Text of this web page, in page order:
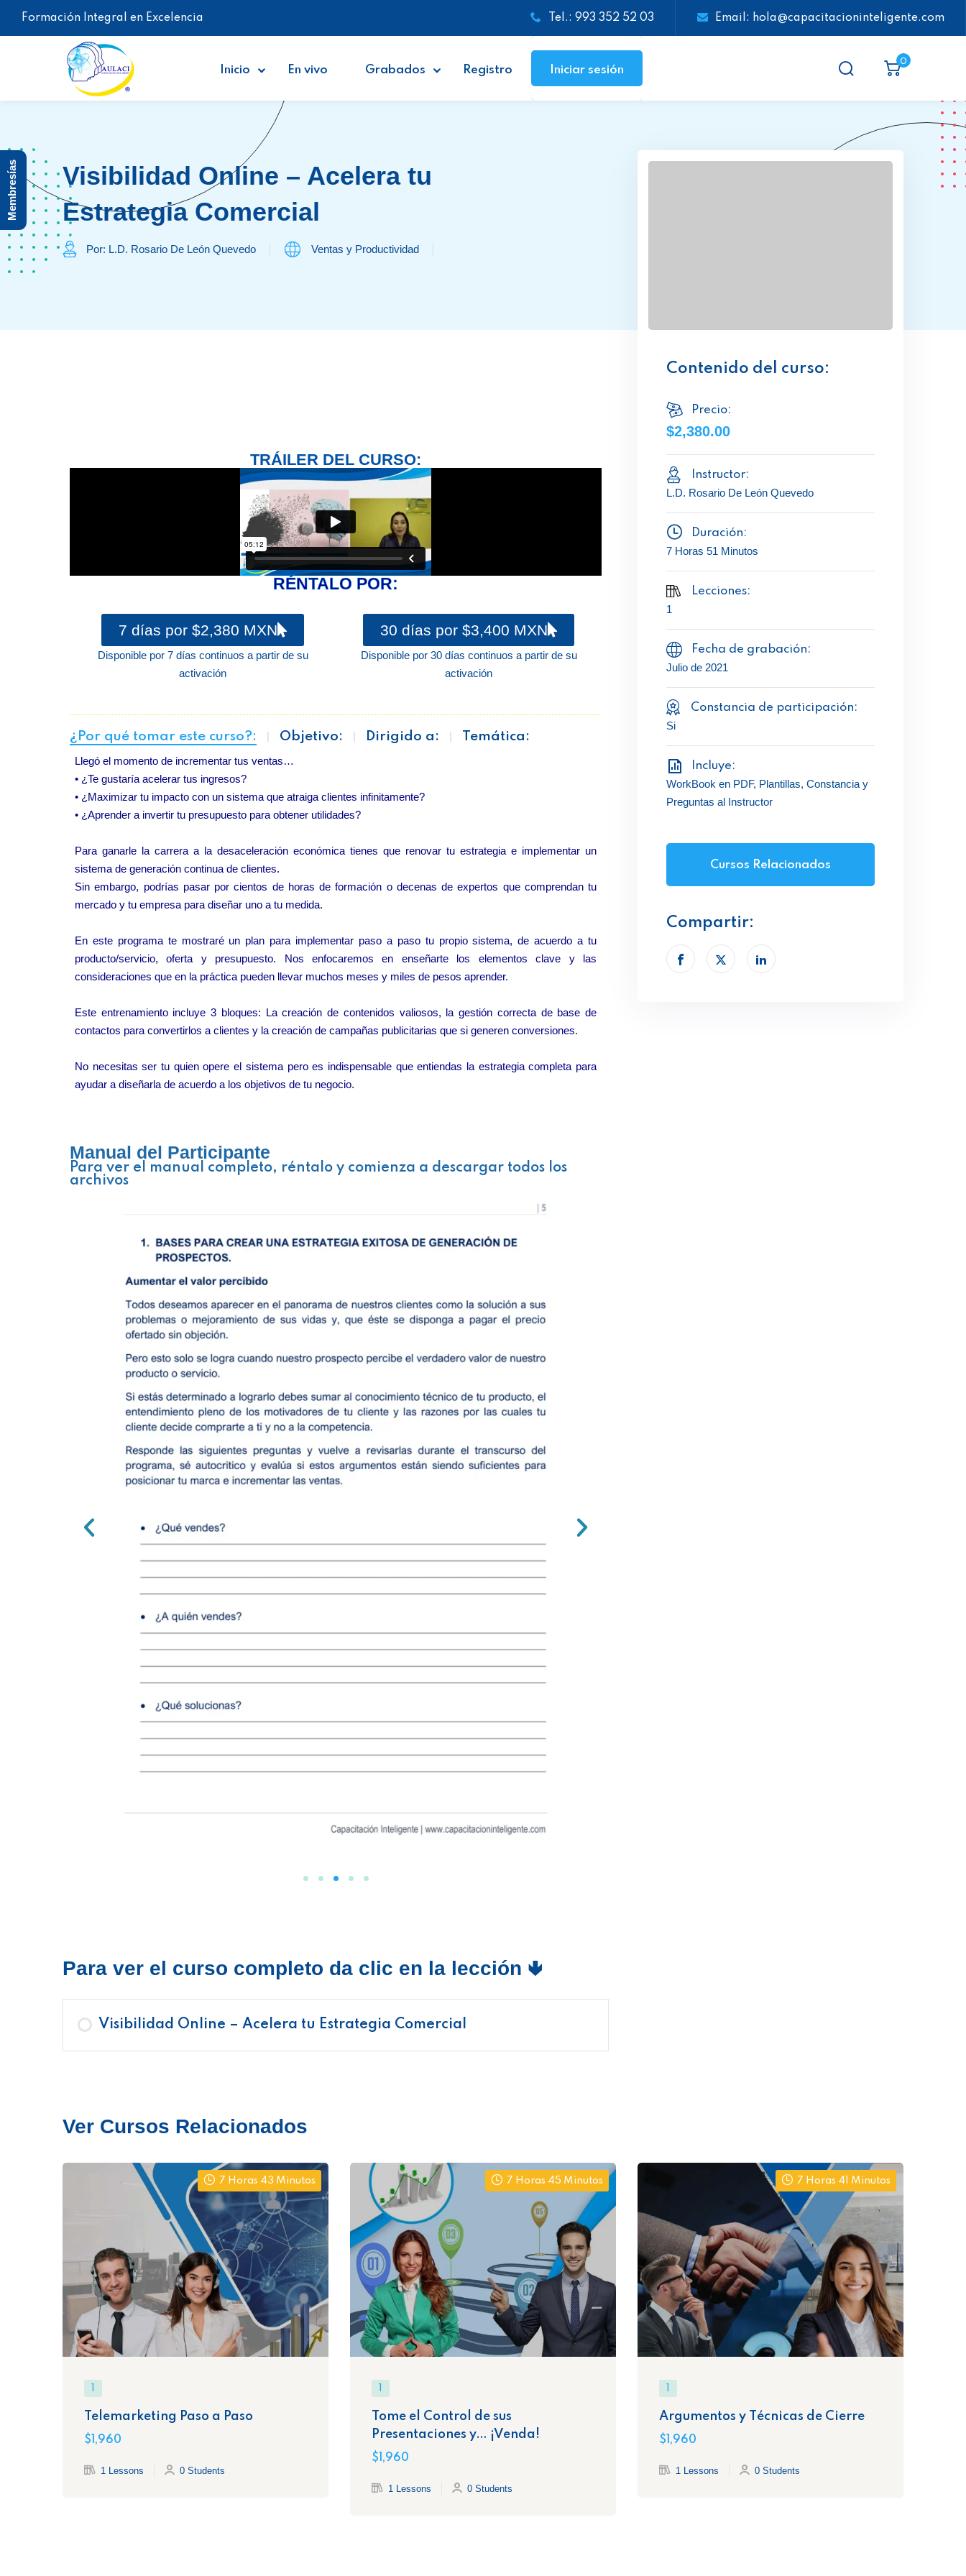
Formación Integral en Excelencia Tel.: 993 352 52 03 Email: hola@capacitacioninteligente.com
Inicio En vivo Grabados Registro Iniciar sesión
0
Visibilidad Online – Acelera tu
Estrategia Comercial
Por: L.D. Rosario De León Quevedo Ventas y Productividad
TRÁILER DEL CURSO:
RÉNTALO POR:
7 días por $2,380 MXN
Disponible por 7 días continuos a partir de su
activación
30 días por $3,400 MXN
Disponible por 30 días continuos a partir de su
activación
¿Por qué tomar este curso?: Objetivo: Dirigido a: Temática:
Llegó el momento de incrementar tus ventas…
• ¿Te gustaría acelerar tus ingresos?
• ¿Maximizar tu impacto con un sistema que atraiga clientes infinitamente?
• ¿Aprender a invertir tu presupuesto para obtener utilidades?
Para ganarle la carrera a la desaceleración económica tienes que renovar tu estrategia e implementar un
sistema de generación continua de clientes.
Sin embargo, podrías pasar por cientos de horas de formación o decenas de expertos que comprendan tu
mercado y tu empresa para diseñar uno a tu medida.
En este programa te mostraré un plan para implementar paso a paso tu propio sistema, de acuerdo a tu
producto/servicio, oferta y presupuesto. Nos enfocaremos en enseñarte los elementos clave y las
consideraciones que en la práctica pueden llevar muchos meses y miles de pesos aprender.
Este entrenamiento incluye 3 bloques: La creación de contenidos valiosos, la gestión correcta de base de
contactos para convertirlos a clientes y la creación de campañas publicitarias que si generen conversiones.
No necesitas ser tu quien opere el sistema pero es indispensable que entiendas la estrategia completa para
ayudar a diseñarla de acuerdo a los objetivos de tu negocio.
Manual del Participante
Para ver el manual completo, réntalo y comienza a descargar todos los
archivos
Para ver el curso completo da clic en la lección 🢃
Visibilidad Online – Acelera tu Estrategia Comercial
Contenido del curso:
Precio:
$2,380.00
Instructor:
L.D. Rosario De León Quevedo
Duración:
7 Horas 51 Minutos
Lecciones:
1
Fecha de grabación:
Julio de 2021
Constancia de participación:
Si
Incluye:
WorkBook en PDF, Plantillas, Constancia y
Preguntas al Instructor
Cursos Relacionados
Compartir:
Ver Cursos Relacionados
7 Horas 43 Minutos
Telemarketing Paso a Paso
$1,960
1 Lessons 0 Students
7 Horas 45 Minutos
Tome el Control de sus
Presentaciones y… ¡Venda!
$1,960
1 Lessons 0 Students
7 Horas 41 Minutos
Argumentos y Técnicas de Cierre
$1,960
1 Lessons 0 Students
Membresías